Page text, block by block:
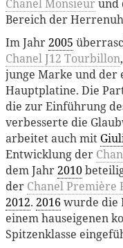
Chanel Monsieur und
Bereich der
Im Jahr2005
Chanel J12 Tourbillon
junge Marke und der
Hauptplatine. Die
die zur Einführung
verbesserte die
arbeitet auch mit
Entwicklung der
dem Jahr2010
der Chanel
2012. 2016 wurde die
einem hauseigenen
Spitzenklasse